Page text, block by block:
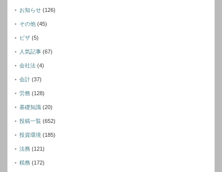
お知らせ (126)
その他 (45)
ビザ (5)
人気記事 (67)
会社法 (4)
会計 (37)
労務 (128)
基礎知識 (20)
投稿一覧 (652)
投資環境 (185)
法務 (121)
税務 (172)